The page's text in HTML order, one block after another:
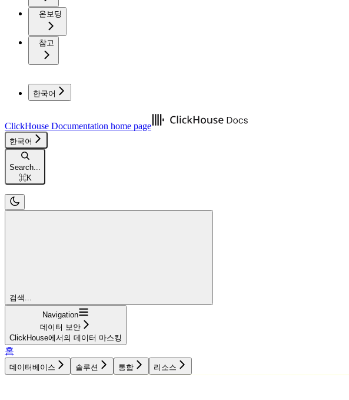
온보딩
참고
한국어
ClickHouse Documentation home page
한국어
Search...
⌘K
검색...
Navigation
데이터 보안
ClickHouse에서의 데이터 마스킹
홈
데이터베이스 솔루션 통합 리소스